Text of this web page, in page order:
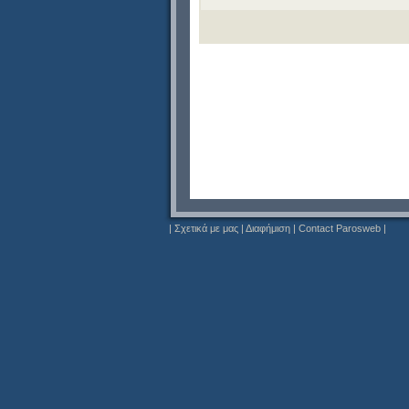
| Σχετικά με μας | Διαφήμιση | Contact Parosweb |